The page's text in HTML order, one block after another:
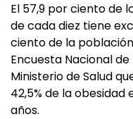
El 57,9 por ciento de
de cada diez tiene
ciento de la
Encuesta Nacional de
Ministerio de Salud
42,5% de la
años.